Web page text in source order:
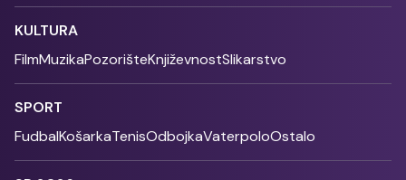
KULTURA
FilmMuzikaPozorišteKnjiževnostSlikarstvo
SPORT
FudbalKošarkaTenisOdbojkaVaterpoloOstalo